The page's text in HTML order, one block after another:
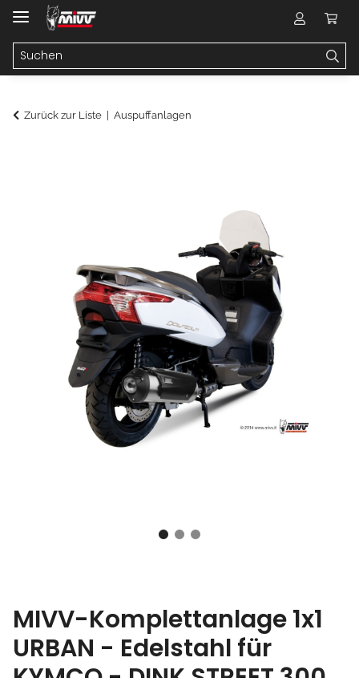
Zurück zur Liste Auspuffanlagen
MIVV-Komplettanlage 1x1
URBAN - Edelstahl für